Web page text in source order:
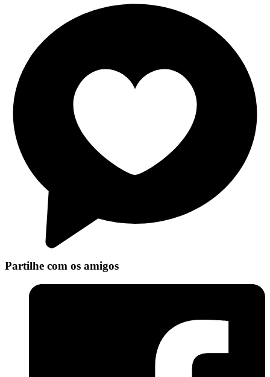
Partilhe com os amigos